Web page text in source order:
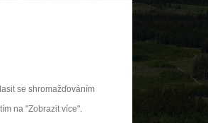
se shromažďováním
na "Zobrazit více".